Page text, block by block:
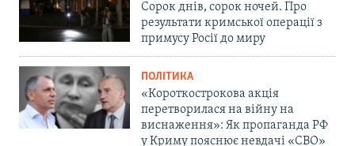
Сорок днів, сорок ночей. Про
результати кримської операції з
примусу Росії до миру
ПОЛІТИКА
«Короткострокова акція
перетворилася на війну на
виснаження»: Як пропаганда РФ
у Криму пояснює невдачі «СВО»